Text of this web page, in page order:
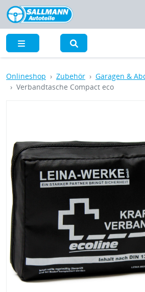
Onlineshop Zubehör
Garagen &
Verbandtasche Compact eco